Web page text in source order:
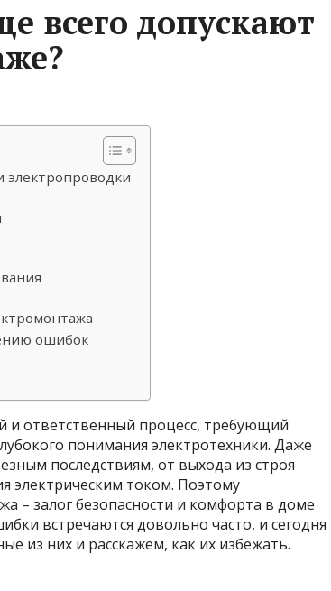
всего допускают
ошибок
ответственный процесс, требующий
понимания электротехники. Даже
последствиям, от выхода из строя
электрическим током. Поэтому
– залог безопасности и комфорта в доме
встречаются довольно часто, и сегодня
из них и расскажем, как их избежать.